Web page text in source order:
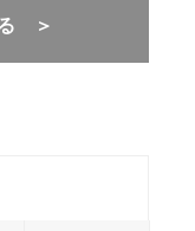
る ＞